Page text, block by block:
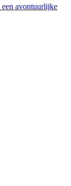
avontuurlijke